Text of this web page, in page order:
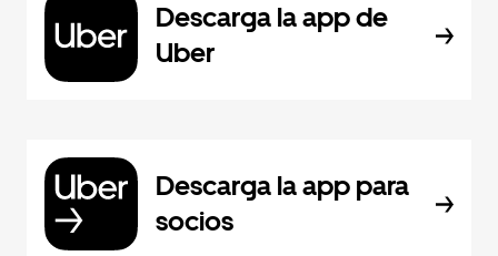
Descarga la app de
Uber
Descarga la app para
socios